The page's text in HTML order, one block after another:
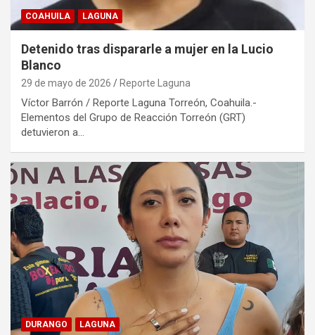
COAHUILA LAGUNA
Detenido tras dispararle a mujer en la Lucio
Blanco
29 de mayo de 2026 Reporte Laguna
Víctor Barrón / Reporte Laguna Torreón, Coahuila.-
Elementos del Grupo de Reacción Torreón (GRT)
detuvieron a…
DURANGO LAGUNA